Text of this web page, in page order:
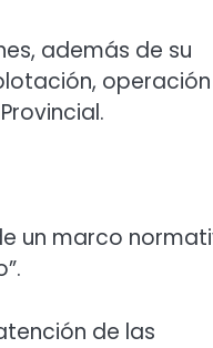
además de su
un marco
de las